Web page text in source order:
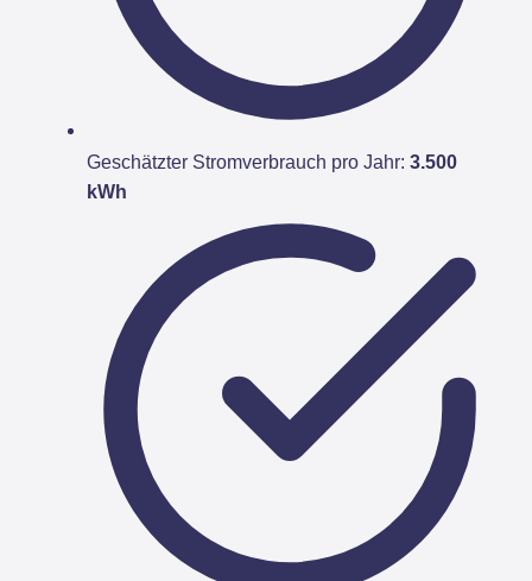
Geschätzter Stromverbrauch pro Jahr: 3.500
kWh